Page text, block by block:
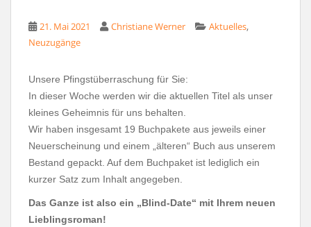
21. Mai 2021 Christiane Werner Aktuelles,
Neuzugänge
Unsere Pfingstüberraschung für Sie:
In dieser Woche werden wir die aktuellen Titel als unser
kleines Geheimnis für uns behalten.
Wir haben insgesamt 19 Buchpakete aus jeweils einer
Neuerscheinung und einem „älteren“ Buch aus unserem
Bestand gepackt. Auf dem Buchpaket ist lediglich ein
kurzer Satz zum Inhalt angegeben.
Das Ganze ist also ein „Blind-Date“ mit Ihrem neuen
Lieblingsroman!